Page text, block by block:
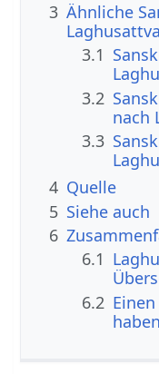
3 Ähnliche
Laghusattva
3.1
3.2
nach
3.3
4 Quelle
5 Siehe auch
6
6.1
6.2